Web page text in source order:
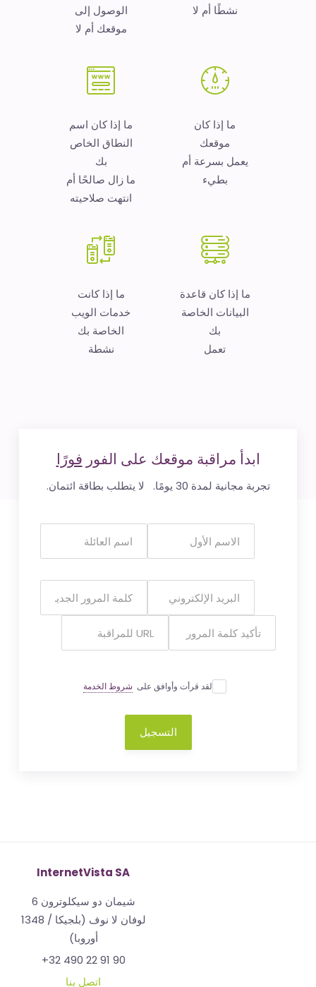
نشطًا أم لا
الوصول إلى
موقعك أم لا
ما إذا كان
موقعك
يعمل بسرعة أم
بطيء
ما إذا كان اسم
النطاق الخاص
بك
ما زال صالحًا أم
انتهت صلاحيته
ما إذا كان قاعدة
البيانات الخاصة
بك
تعمل
ما إذا كانت
خدمات الويب
الخاصة بك
نشطة
ابدأ مراقبة موقعك على الفورفورًا
تجربة مجانية لمدة 30 يومًا. لا يتطلب بطاقة ائتمان.
لقد قرأت وأوافق علىشروط الخدمة
التسجيل
InternetVista SA
شيمان دو سيكلوترون 6
1348 لوفان لا نوف (بلجيكا /
أوروبا)
+32 490 22 91 90
اتصل بنا